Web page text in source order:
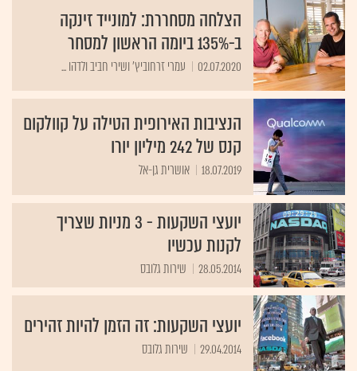
הצלחה מסחררת: למונייד זינקה
ב-135% ביומה הראשון למסחר
02.07.2020 עמרי זרחוביץ' ושירי חביב ולדהו ...
הנציבות האירופית הטילה על קוולקום
קנס של 242 מיליון יורו
18.07.2019 אושרית גן-אל
יועצי השקעות - 3 מניות שצריך
לקנות עכשיו
28.05.2014 שירות גלובס
יועצי השקעות: זה הזמן להיות זהירים
29.04.2014 שירות גלובס